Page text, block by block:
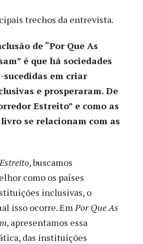
trechos da entrevista.
de “Por Que As
é que há sociedades
sucedidas em criar
e prosperaram. De
Estreito” e como as
se relacionam com as
, buscamos
como os países
inclusivas, o
isso ocorre. EmPor Que As
, apresentamos essa
das instituições